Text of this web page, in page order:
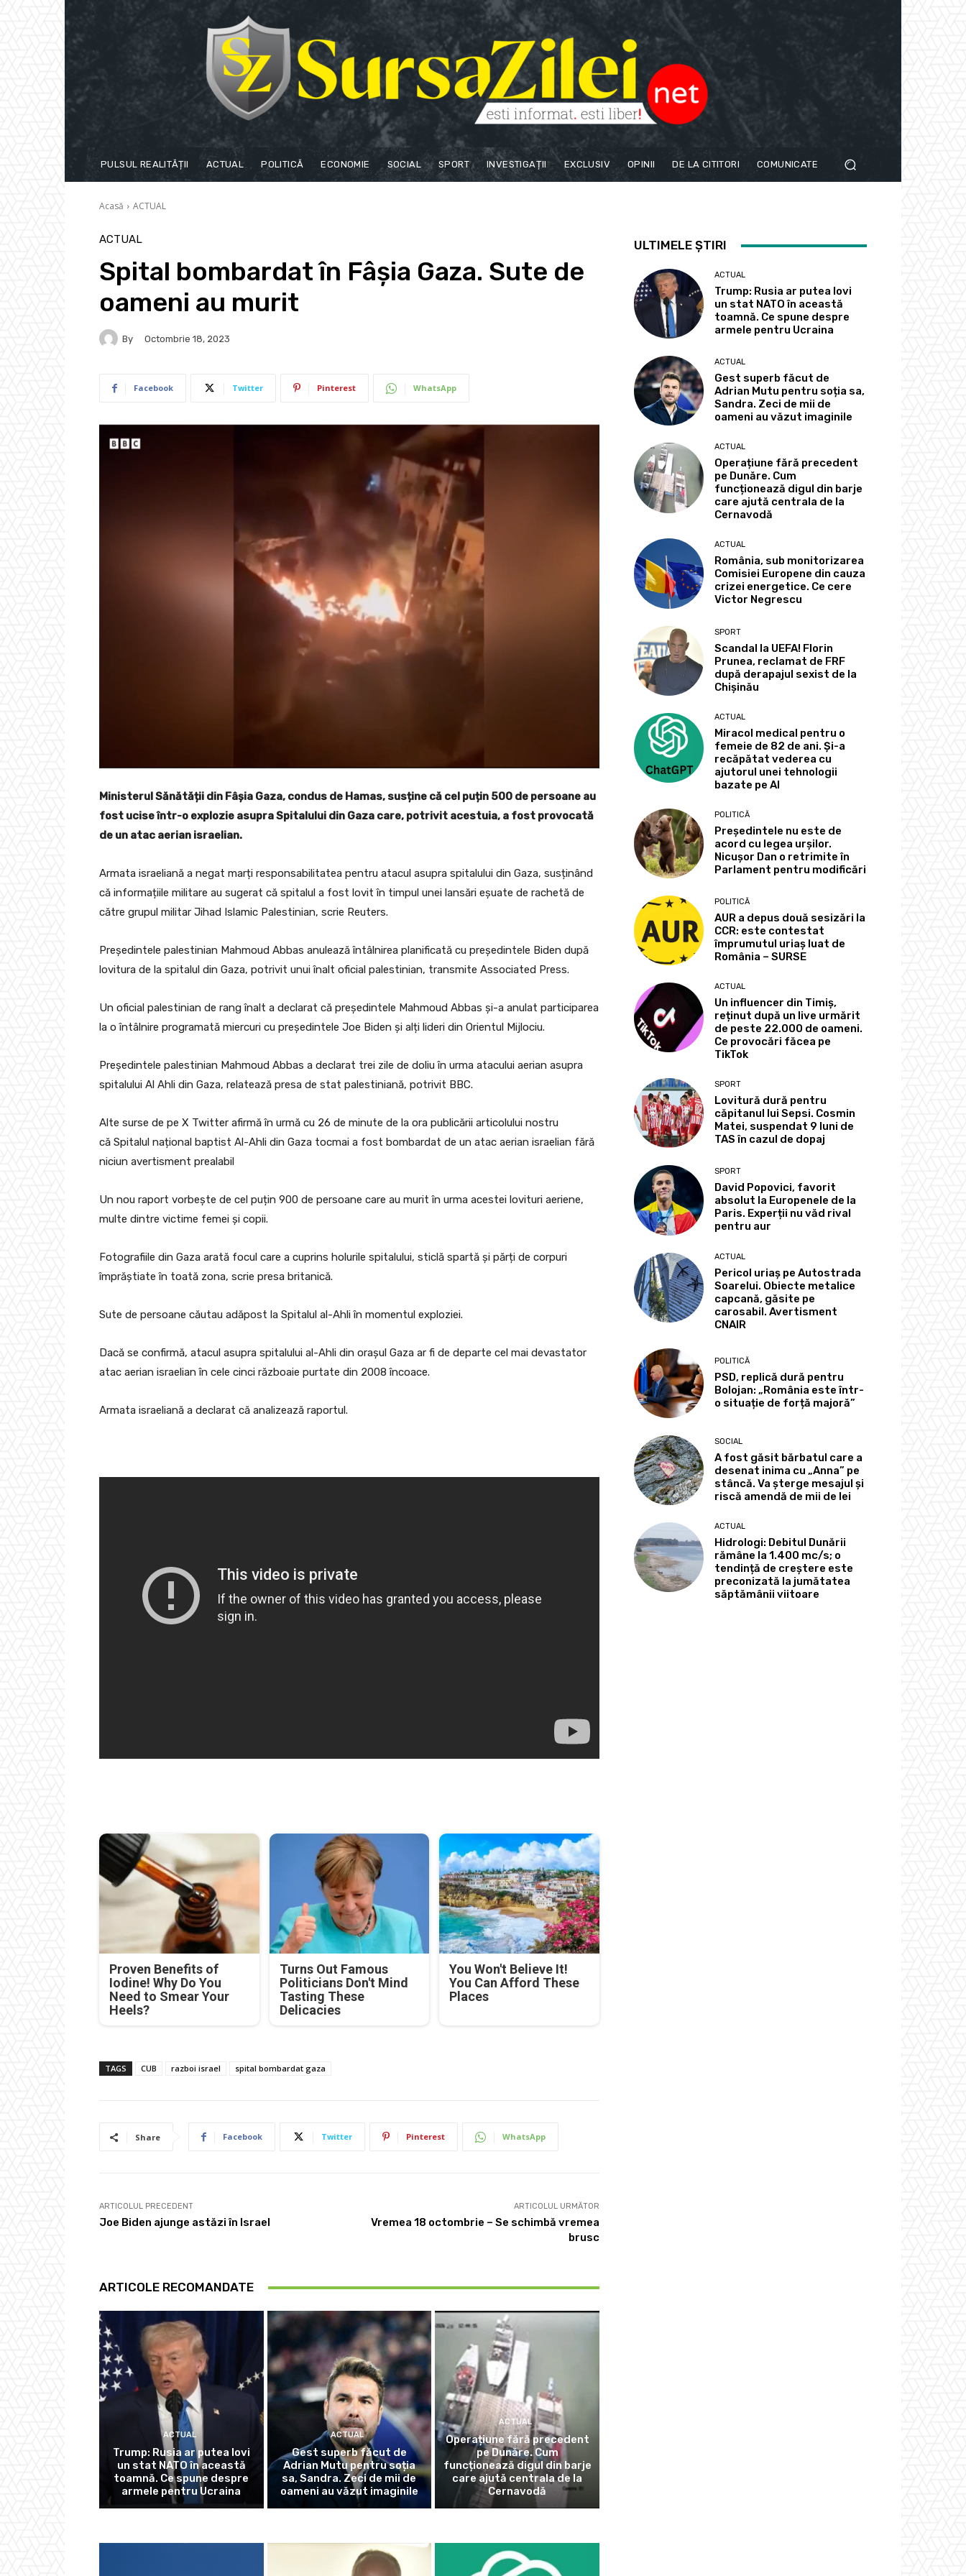
PULSUL REALITĂȚII ACTUAL POLITICĂ ECONOMIE SOCIAL SPORT INVESTIGAȚII EXCLUSIV OPINII DE LA CITITORI COMUNICATE
Acasă ACTUAL
ACTUAL
Spital bombardat în Fâșia Gaza. Sute de
oameni au murit
By Octombrie 18, 2023
Facebook Twitter Pinterest WhatsApp
Ministerul Sănătății din Fâșia Gaza, condus de Hamas, susține că cel puțin 500 de persoane au
fost ucise într-o explozie asupra Spitalului din Gaza care, potrivit acestuia, a fost provocată
de un atac aerian israelian.
Armata israeliană a negat marți responsabilitatea pentru atacul asupra spitalului din Gaza, susținând
că informațiile militare au sugerat că spitalul a fost lovit în timpul unei lansări eșuate de rachetă de
către grupul militar Jihad Islamic Palestinian, scrie Reuters.
Președintele palestinian Mahmoud Abbas anulează întâlnirea planificată cu președintele Biden după
lovitura de la spitalul din Gaza, potrivit unui înalt oficial palestinian, transmite Associated Press.
Un oficial palestinian de rang înalt a declarat că președintele Mahmoud Abbas și-a anulat participarea
la o întâlnire programată miercuri cu președintele Joe Biden și alți lideri din Orientul Mijlociu.
Președintele palestinian Mahmoud Abbas a declarat trei zile de doliu în urma atacului aerian asupra
spitalului Al Ahli din Gaza, relatează presa de stat palestiniană, potrivit BBC.
Alte surse de pe X Twitter afirmă în urmă cu 26 de minute de la ora publicării articolului nostru
că Spitalul național baptist Al-Ahli din Gaza tocmai a fost bombardat de un atac aerian israelian fără
niciun avertisment prealabil
Un nou raport vorbește de cel puțin 900 de persoane care au murit în urma acestei lovituri aeriene,
multe dintre victime femei și copii.
Fotografiile din Gaza arată focul care a cuprins holurile spitalului, sticlă spartă și părți de corpuri
împrăștiate în toată zona, scrie presa britanică.
Sute de persoane căutau adăpost la Spitalul al-Ahli în momentul exploziei.
Dacă se confirmă, atacul asupra spitalului al-Ahli din orașul Gaza ar fi de departe cel mai devastator
atac aerian israelian în cele cinci războaie purtate din 2008 încoace.
Armata israeliană a declarat că analizează raportul.
Proven Benefits of
Iodine! Why Do You
Need to Smear Your
Heels?
Turns Out Famous
Politicians Don't Mind
Tasting These
Delicacies
You Won't Believe It!
You Can Afford These
Places
TAGS CUB razboi israel spital bombardat gaza
Share Facebook Twitter Pinterest WhatsApp
ARTICOLUL PRECEDENT
Joe Biden ajunge astăzi în Israel
ARTICOLUL URMĂTOR
Vremea 18 octombrie – Se schimbă vremea
brusc
ARTICOLE RECOMANDATE
ACTUAL
Trump: Rusia ar putea lovi
un stat NATO în această
toamnă. Ce spune despre
armele pentru Ucraina
ACTUAL
Gest superb făcut de
Adrian Mutu pentru soția
sa, Sandra. Zeci de mii de
oameni au văzut imaginile
ACTUAL
Operațiune fără precedent
pe Dunăre. Cum
funcționează digul din barje
care ajută centrala de la
Cernavodă
ULTIMELE ȘTIRI
ACTUAL
Trump: Rusia ar putea lovi
un stat NATO în această
toamnă. Ce spune despre
armele pentru Ucraina
ACTUAL
Gest superb făcut de
Adrian Mutu pentru soția sa,
Sandra. Zeci de mii de
oameni au văzut imaginile
ACTUAL
Operațiune fără precedent
pe Dunăre. Cum
funcționează digul din barje
care ajută centrala de la
Cernavodă
ACTUAL
România, sub monitorizarea
Comisiei Europene din cauza
crizei energetice. Ce cere
Victor Negrescu
SPORT
Scandal la UEFA! Florin
Prunea, reclamat de FRF
după derapajul sexist de la
Chișinău
ACTUAL
Miracol medical pentru o
femeie de 82 de ani. Și-a
recăpătat vederea cu
ajutorul unei tehnologii
bazate pe AI
POLITICĂ
Președintele nu este de
acord cu legea urșilor.
Nicușor Dan o retrimite în
Parlament pentru modificări
POLITICĂ
AUR a depus două sesizări la
CCR: este contestat
împrumutul uriaș luat de
România – SURSE
ACTUAL
Un influencer din Timiș,
reținut după un live urmărit
de peste 22.000 de oameni.
Ce provocări făcea pe
TikTok
SPORT
Lovitură dură pentru
căpitanul lui Sepsi. Cosmin
Matei, suspendat 9 luni de
TAS în cazul de dopaj
SPORT
David Popovici, favorit
absolut la Europenele de la
Paris. Experții nu văd rival
pentru aur
ACTUAL
Pericol uriaș pe Autostrada
Soarelui. Obiecte metalice
capcană, găsite pe
carosabil. Avertisment
CNAIR
POLITICĂ
PSD, replică dură pentru
Bolojan: „România este într-
o situație de forță majoră”
SOCIAL
A fost găsit bărbatul care a
desenat inima cu „Anna” pe
stâncă. Va șterge mesajul și
riscă amendă de mii de lei
ACTUAL
Hidrologi: Debitul Dunării
rămâne la 1.400 mc/s; o
tendință de creștere este
preconizată la jumătatea
săptămânii viitoare